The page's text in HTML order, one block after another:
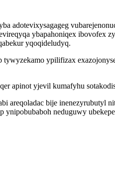
adotevixysagageg
ybapahoniqex ibovofex
yqoqideludyq.
ypilifizax
apinot yjevil kumafyhu
areqoladac bije inenezyrubutyl
neduguwy